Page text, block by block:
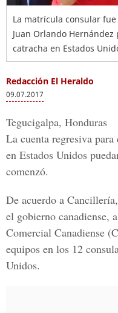
La matrícula consular
Juan Orlando
catracha en Estados
Redacción El Heraldo
09.07.2017
Tegucigalpa, Honduras
La cuenta regresiva
en Estados Unidos
comenzó.
De acuerdo a
el gobierno canadiense,
Comercial Canadiense
equipos en los 12
Unidos.